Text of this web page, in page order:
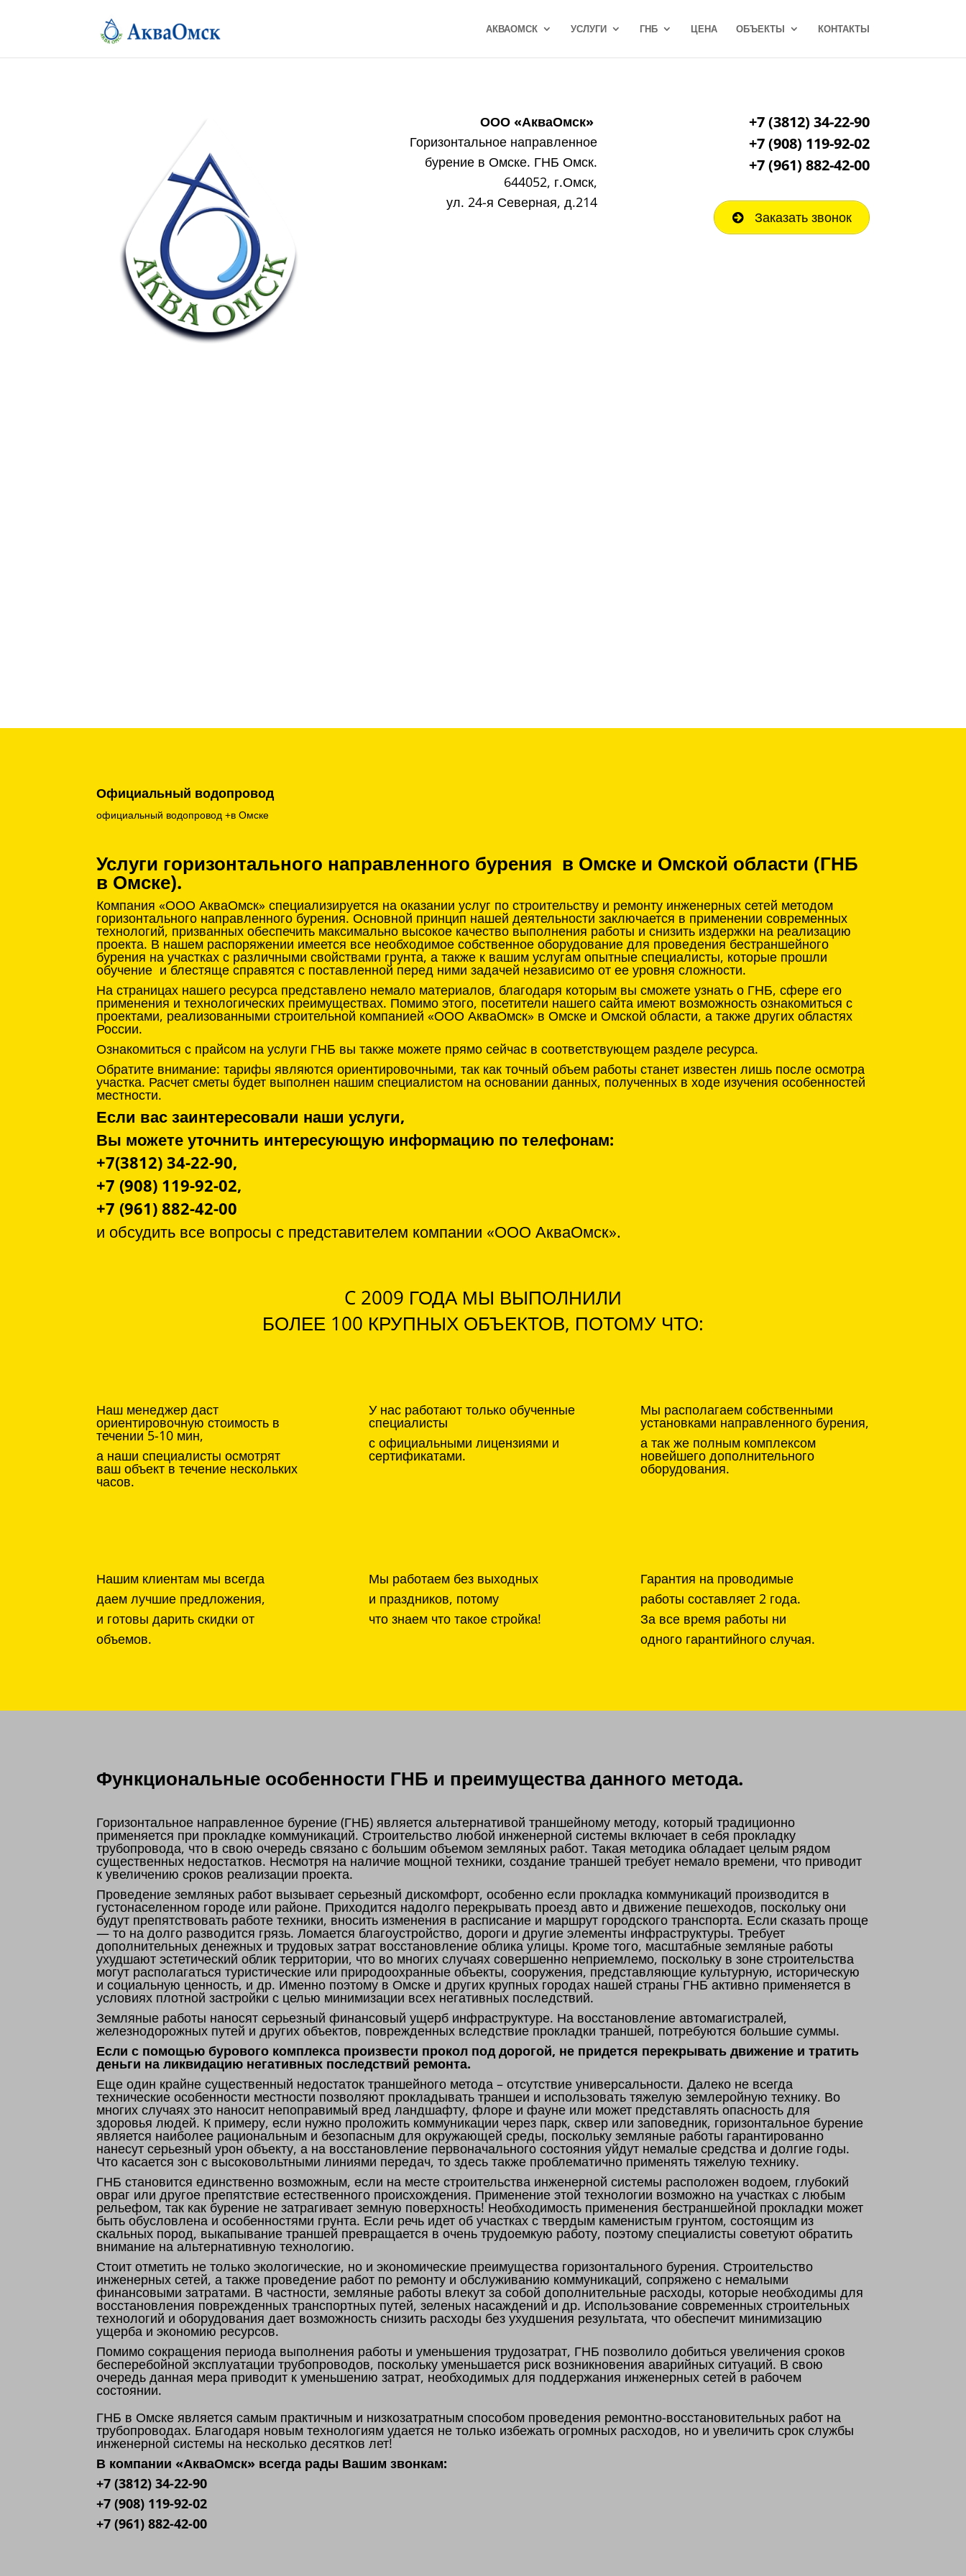
АКВАОМСК УСЛУГИ ГНБ ЦЕНА ОБЪЕКТЫ КОНТАКТЫ
ООО «АкваОмск»
Горизонтальное направленное
бурение в Омске. ГНБ Омск.
644052, г.Омск,
ул. 24-я Северная, д.214
+7 (3812) 34-22-90
+7 (908) 119-92-02
+7(961) 882-42-00
Заказать звонок
Официальный водопровод
официальный водопровод +в Омске
Услуги горизонтального направленного бурения в Омске и Омской области (ГНБ
в Омске).
Компания «ООО АкваОмск» специализируется на оказании услуг по строительству и ремонту инженерных сетей методом
горизонтального направленного бурения. Основной принцип нашей деятельности заключается в применении современных
технологий, призванных обеспечить максимально высокое качество выполнения работы и снизить издержки на реализацию
проекта. В нашем распоряжении имеется все необходимое собственное оборудование для проведения бестраншейного
бурения на участках с различными свойствами грунта, а также к вашим услугам опытные специалисты, которые прошли
обучение и блестяще справятся с поставленной перед ними задачей независимо от ее уровня сложности.
На страницах нашего ресурса представлено немало материалов, благодаря которым вы сможете узнать о ГНБ, сфере его
применения и технологических преимуществах. Помимо этого, посетители нашего сайта имеют возможность ознакомиться с
проектами, реализованными строительной компанией «ООО АкваОмск» в Омске и Омской области, а также других областях
России.
Ознакомиться с прайсом на услуги ГНБ вы также можете прямо сейчас в соответствующем разделе ресурса.
Обратите внимание: тарифы являются ориентировочными, так как точный объем работы станет известен лишь после осмотра
участка. Расчет сметы будет выполнен нашим специалистом на основании данных, полученных в ходе изучения особенностей
местности.
Если вас заинтересовали наши услуги,
Вы можете уточнить интересующую информацию по телефонам:
+7(3812) 34-22-90,
+7 (908) 119-92-02,
+7 (961) 882-42-00
и обсудить все вопросы с представителем компании «ООО АкваОмск».
C 2009 ГОДА МЫ ВЫПОЛНИЛИ
БОЛЕЕ 100 КРУПНЫХ ОБЪЕКТОВ, ПОТОМУ ЧТО:
Наш менеджер даст
ориентировочную стоимость в
течении 5-10 мин,
а наши специалисты осмотрят
ваш объект в течение нескольких
часов.
У нас работают только обученные
специалисты
с официальными лицензиями и
сертификатами.
Мы располагаем собственными
установками направленного бурения,
а так же полным комплексом
новейшего дополнительного
оборудования.
Нашим клиентам мы всегда
даем лучшие предложения,
и готовы дарить скидки от
объемов.
Мы работаем без выходных
и праздников, потому
что знаем что такое стройка!
Гарантия на проводимые
работы составляет 2 года.
За все время работы ни
одного гарантийного случая.
Функциональные особенности ГНБ и преимущества данного метода.
Горизонтальное направленное бурение (ГНБ) является альтернативой траншейному методу, который традиционно
применяется при прокладке коммуникаций. Строительство любой инженерной системы включает в себя прокладку
трубопровода, что в свою очередь связано с большим объемом земляных работ. Такая методика обладает целым рядом
существенных недостатков. Несмотря на наличие мощной техники, создание траншей требует немало времени, что приводит
к увеличению сроков реализации проекта.
Проведение земляных работ вызывает серьезный дискомфорт, особенно если прокладка коммуникаций производится в
густонаселенном городе или районе. Приходится надолго перекрывать проезд авто и движение пешеходов, поскольку они
будут препятствовать работе техники, вносить изменения в расписание и маршрут городского транспорта. Если сказать проще
— то на долго разводится грязь. Ломается благоустройство, дороги и другие элементы инфраструктуры. Требует
дополнительных денежных и трудовых затрат восстановление облика улицы. Кроме того, масштабные земляные работы
ухудшают эстетический облик территории, что во многих случаях совершенно неприемлемо, поскольку в зоне строительства
могут располагаться туристические или природоохранные объекты, сооружения, представляющие культурную, историческую
и социальную ценность, и др. Именно поэтому в Омске и других крупных городах нашей страны ГНБ активно применяется в
условиях плотной застройки с целью минимизации всех негативных последствий.
Земляные работы наносят серьезный финансовый ущерб инфраструктуре. На восстановление автомагистралей,
железнодорожных путей и других объектов, поврежденных вследствие прокладки траншей, потребуются большие суммы.
Если с помощью бурового комплекса произвести прокол под дорогой, не придется перекрывать движение и тратить
деньги на ликвидацию негативных последствий ремонта.
Еще один крайне существенный недостаток траншейного метода – отсутствие универсальности. Далеко не всегда
технические особенности местности позволяют прокладывать траншеи и использовать тяжелую землеройную технику. Во
многих случаях это наносит непоправимый вред ландшафту, флоре и фауне или может представлять опасность для
здоровья людей. К примеру, если нужно проложить коммуникации через парк, сквер или заповедник, горизонтальное бурение
является наиболее рациональным и безопасным для окружающей среды, поскольку земляные работы гарантированно
нанесут серьезный урон объекту, а на восстановление первоначального состояния уйдут немалые средства и долгие годы.
Что касается зон с высоковольтными линиями передач, то здесь также проблематично применять тяжелую технику.
ГНБ становится единственно возможным, если на месте строительства инженерной системы расположен водоем, глубокий
овраг или другое препятствие естественного происхождения. Применение этой технологии возможно на участках с любым
рельефом, так как бурение не затрагивает земную поверхность! Необходимость применения бестраншейной прокладки может
быть обусловлена и особенностями грунта. Если речь идет об участках с твердым каменистым грунтом, состоящим из
скальных пород, выкапывание траншей превращается в очень трудоемкую работу, поэтому специалисты советуют обратить
внимание на альтернативную технологию.
Стоит отметить не только экологические, но и экономические преимущества горизонтального бурения. Строительство
инженерных сетей, а также проведение работ по ремонту и обслуживанию коммуникаций, сопряжено с немалыми
финансовыми затратами. В частности, земляные работы влекут за собой дополнительные расходы, которые необходимы для
восстановления поврежденных транспортных путей, зеленых насаждений и др. Использование современных строительных
технологий и оборудования дает возможность снизить расходы без ухудшения результата, что обеспечит минимизацию
ущерба и экономию ресурсов.
Помимо сокращения периода выполнения работы и уменьшения трудозатрат, ГНБ позволило добиться увеличения сроков
бесперебойной эксплуатации трубопроводов, поскольку уменьшается риск возникновения аварийных ситуаций. В свою
очередь данная мера приводит к уменьшению затрат, необходимых для поддержания инженерных сетей в рабочем
состоянии.
ГНБ в Омске является самым практичным и низкозатратным способом проведения ремонтно-восстановительных работ на
трубопроводах. Благодаря новым технологиям удается не только избежать огромных расходов, но и увеличить срок службы
инженерной системы на несколько десятков лет!
В компании «АкваОмск» всегда рады Вашим звонкам:
+7 (3812) 34-22-90
+7 (908) 119-92-02
+7 (961) 882-42-00